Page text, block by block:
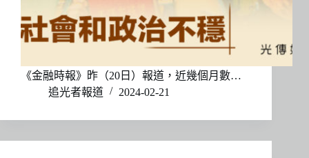
《金融時報》昨（20日）報道，近幾個月數…
追光者報道
2024-02-21